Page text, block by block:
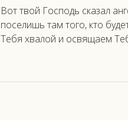
Вот твой Господь сказал
поселишь там того, кто
Тебя хвалой и освящаем